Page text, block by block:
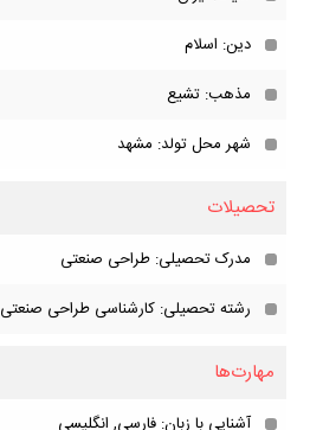
دین: اسلام
مذهب: تشیع
شهر محل تولد: مشهد
تحصیلات
مدرک تحصیلی: طراحی صنعتی
رشته تحصیلی: کارشناسی طراحی صنعتی
مهارت‌ها
آشنایی با زبان: فارسی, انگلیسی